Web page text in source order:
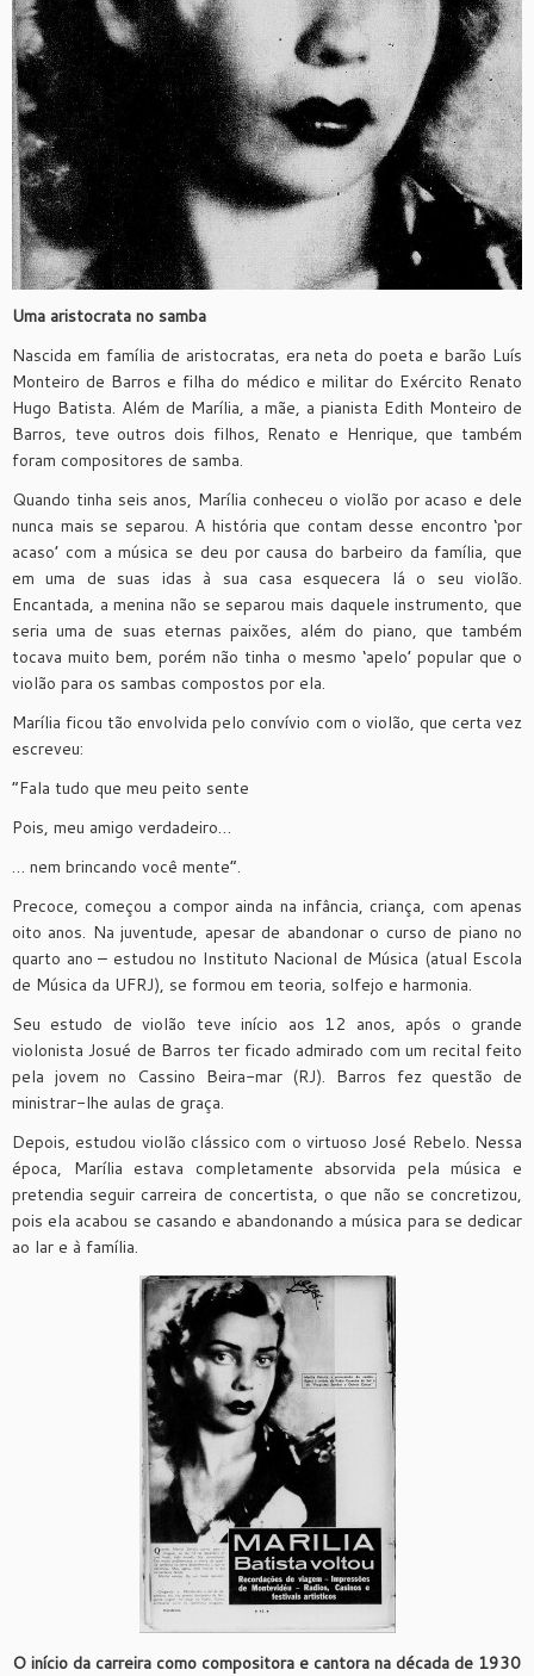
Uma aristocrata no samba
Nascida em família de aristocratas, era neta do poeta e barão Luís
Monteiro de Barros e filha do médico e militar do Exército Renato
Hugo Batista. Além de Marília, a mãe, a pianista Edith Monteiro de
Barros, teve outros dois filhos, Renato e Henrique, que também
foram compositores de samba.
Quando tinha seis anos, Marília conheceu o violão por acaso e dele
nunca mais se separou. A história que contam desse encontro ‘por
acaso’ com a música se deu por causa do barbeiro da família, que
em uma de suas idas à sua casa esquecera lá o seu violão.
Encantada, a menina não se separou mais daquele instrumento, que
seria uma de suas eternas paixões, além do piano, que também
tocava muito bem, porém não tinha o mesmo ‘apelo’ popular que o
violão para os sambas compostos por ela.
Marília ficou tão envolvida pelo convívio com o violão, que certa vez
escreveu:
“Fala tudo que meu peito sente
Pois, meu amigo verdadeiro…
… nem brincando você mente”.
Precoce, começou a compor ainda na infância, criança, com apenas
oito anos. Na juventude, apesar de abandonar o curso de piano no
quarto ano – estudou no Instituto Nacional de Música (atual Escola
de Música da UFRJ), se formou em teoria, solfejo e harmonia.
Seu estudo de violão teve início aos 12 anos, após o grande
violonista Josué de Barros ter ficado admirado com um recital feito
pela jovem no Cassino Beira-mar (RJ). Barros fez questão de
ministrar-lhe aulas de graça.
Depois, estudou violão clássico com o virtuoso José Rebelo. Nessa
época, Marília estava completamente absorvida pela música e
pretendia seguir carreira de concertista, o que não se concretizou,
pois ela acabou se casando e abandonando a música para se dedicar
ao lar e à família.
O início da carreira como compositora e cantora na década de 1930